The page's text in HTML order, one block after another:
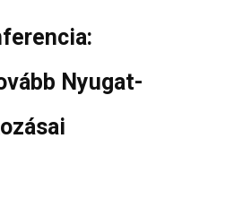
Nyugat-